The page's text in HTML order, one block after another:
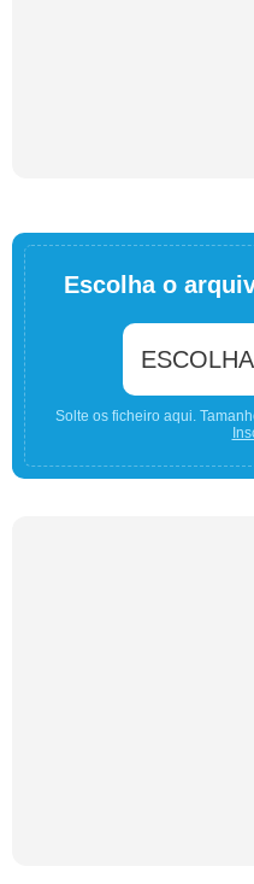
Escolha o
Solte os ficheiro aqui.